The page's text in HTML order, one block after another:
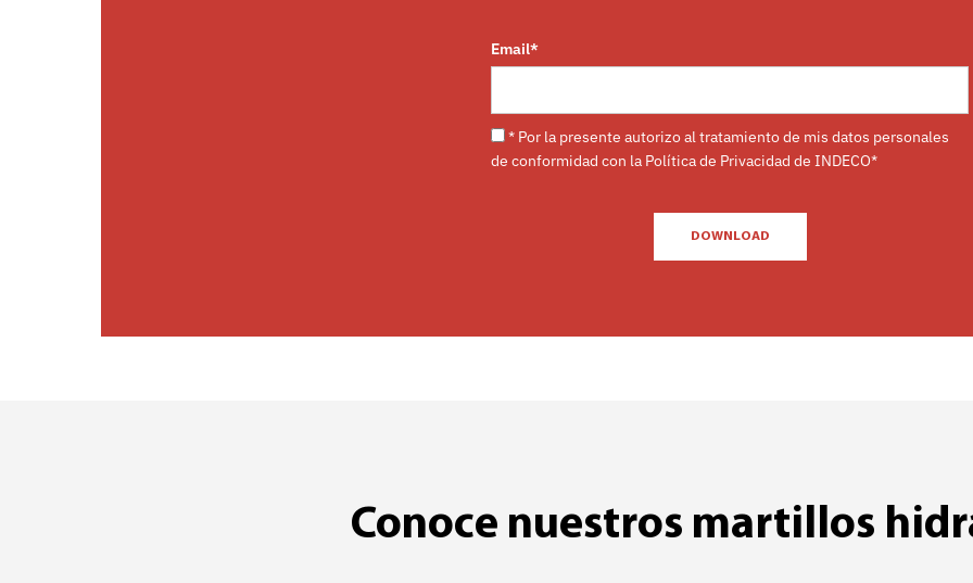
Email*
* Por la presente autorizo al tratamiento de mis datos personales
de conformidad con la Política de Privacidad de INDECO*
DOWNLOAD
Conoce nuestros martillos